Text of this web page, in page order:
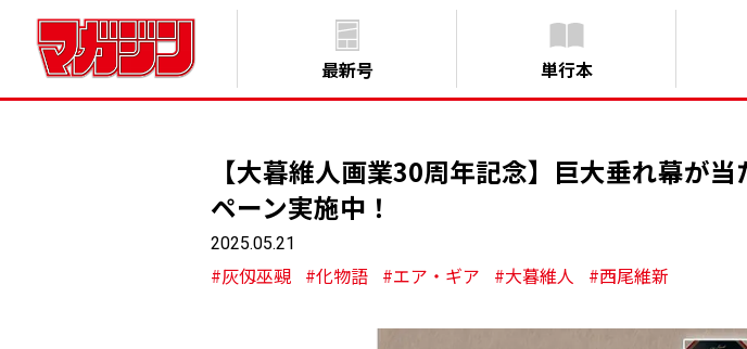
最新号 単行本
【大暮維人画業30周年記念】巨大垂れ幕が
ペーン実施中！
2025.05.21
#灰仭巫覡 #化物語 #エア・ギア #大暮維人 #西尾維新